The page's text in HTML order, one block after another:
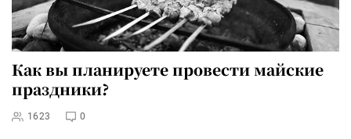
Как вы планируете провести майские
праздники?
1623 0